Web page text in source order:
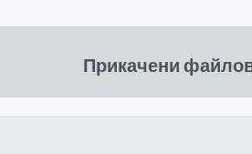
Прикачени